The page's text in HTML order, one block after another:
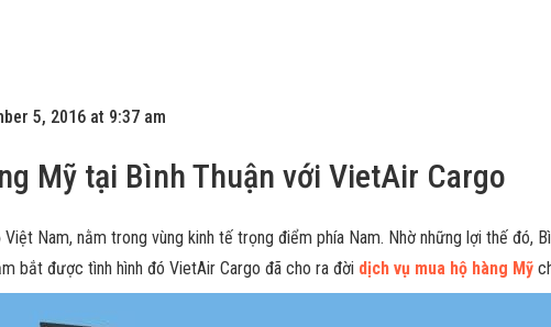
5, 2016 at 9:37 am
Mỹ tại Bình Thuận với VietAir Cargo
Nam, nằm trong vùng kinh tế trọng điểm phía Nam. Nhờ những lợi thế đó,
bắt được tình hình đó VietAir Cargo đã cho ra đời dịch vụ mua hộ hàng Mỹ